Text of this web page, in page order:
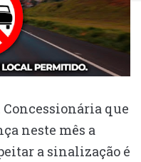
que
neste mês a
a sinalização é